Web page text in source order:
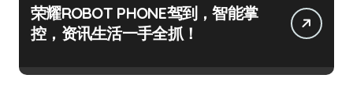
荣耀ROBOT PHONE驾到，智能掌
控，资讯生活一手全抓！